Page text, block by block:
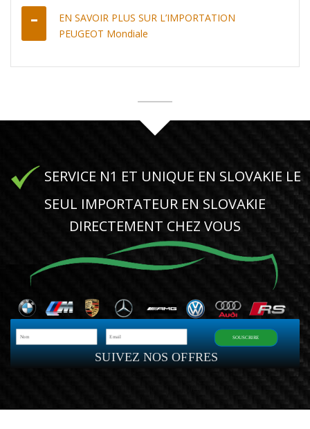
EN SAVOIR PLUS SUR L’IMPORTATION
PEUGEOT Mondiale
SERVICE N1 ET UNIQUE EN SLOVAKIE LE
SEUL IMPORTATEUR EN SLOVAKIE
DIRECTEMENT CHEZ VOUS
SUIVEZ NOS OFFRES
SOUSCRIRE